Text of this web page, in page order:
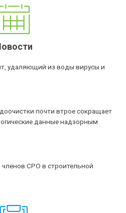
удаляющий из воды вирусы и
почти втрое сокращает
данные надзорным
СРО в строительной